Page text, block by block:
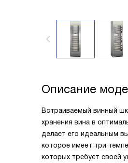
Описание
Встраиваемый винный
хранения вина в
делает его идеальным
которое имеет три
которых требует своей